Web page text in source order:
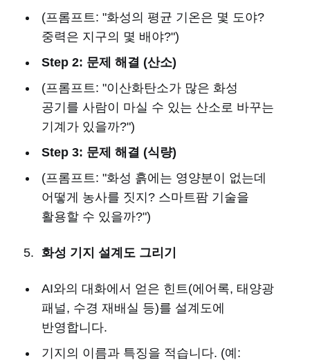
(프롬프트: "화성의 평균 기온은 몇 도야?
중력은 지구의 몇 배야?")
Step 2: 문제 해결 (산소)
(프롬프트: "이산화탄소가 많은 화성
공기를 사람이 마실 수 있는 산소로 바꾸는
기계가 있을까?")
Step 3: 문제 해결 (식량)
(프롬프트: "화성 흙에는 영양분이 없는데
어떻게 농사를 짓지? 스마트팜 기술을
활용할 수 있을까?")
화성 기지 설계도 그리기
AI와의 대화에서 얻은 힌트(에어록, 태양광
패널, 수경 재배실 등)를 설계도에
반영합니다.
기지의 이름과 특징을 적습니다. (예: